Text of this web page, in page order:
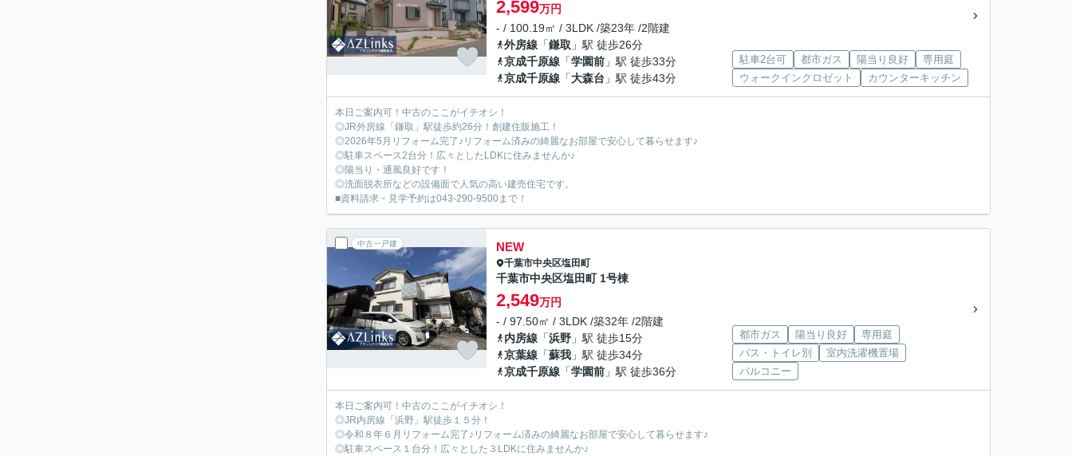
2,599万円
- / 100.19㎡ / 3LDK /築23年 /2階建
外房線 「鎌取 」駅 徒歩26分
京成千原線 「学園前 」駅 徒歩33分
京成千原線 「大森台 」駅 徒歩43分
駐車2台可 都市ガス 陽当り良好
専用庭
ウォークインクロゼット
カウンターキッチン
本日ご案内可！中古のここがイチオシ！
◎JR外房線「鎌取」駅徒歩約26分！創建住販施工！
◎2026年5月リフォーム完了♪リフォーム済みの綺麗なお部屋で安心して暮らせます♪
◎駐車スペース2台分！広々としたLDKに住みませんか♪
◎陽当り・通風良好です！
◎洗面脱衣所などの設備面で人気の高い建売住宅です。
■資料請求・見学予約は043-290-9500まで！
中古一戸建 NEW
千葉市中央区塩田町
千葉市中央区塩田町 1号棟
2,549万円
- / 97.50㎡ / 3LDK /築32年 /2階建
内房線 「浜野 」駅 徒歩15分
京葉線 「蘇我 」駅 徒歩34分
京成千原線 「学園前 」駅 徒歩36分
都市ガス 陽当り良好
専用庭
バス・トイレ別
室内洗濯機置場
バルコニー
本日ご案内可！中古のここがイチオシ！
◎JR内房線「浜野」駅徒歩１５分！
◎令和８年６月リフォーム完了♪リフォーム済みの綺麗なお部屋で安心して暮らせます♪
◎駐車スペース１台分！広々とした３LDKに住みませんか♪